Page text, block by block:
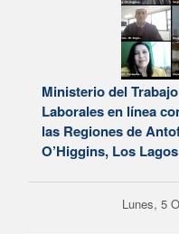
Ministerio del
Laborales en línea
las Regiones de
O’Higgins, Los Lagos
Lunes, 5